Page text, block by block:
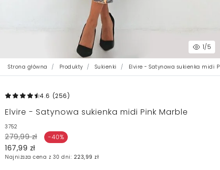
1/5
Strona główna Produkty Sukienki Elvire - Satynowa sukienka midi
4.6 (256)
Elvire - Satynowa sukienka midi Pink Marble
3752
279,99 zł -40%
167,99 zł
Najniższa cena z 30 dni: 223,99 zł